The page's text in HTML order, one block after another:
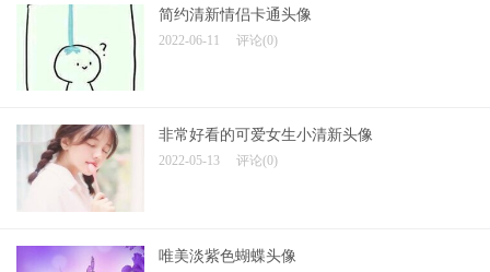
简约清新情侣卡通头像
2022-06-11 评论(0)
非常好看的可爱女生小清新头像
2022-05-13 评论(0)
唯美淡紫色蝴蝶头像